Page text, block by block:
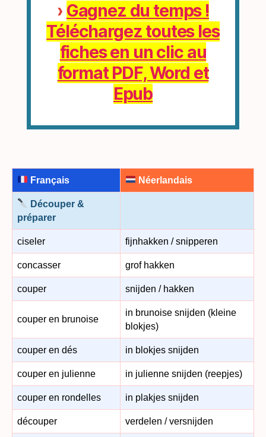
› Gagnez du temps !
Téléchargez toutes les
fiches en un clic au
format PDF, Word et
Epub
Français Néerlandais
Découper &
préparer
ciseler fijnhakken / snipperen
concasser grof hakken
couper snijden / hakken
couper en brunoise
in brunoise snijden (kleine
blokjes)
couper en dés in blokjes snijden
couper en julienne in julienne snijden (reepjes)
couper en rondelles in plakjes snijden
découper verdelen / versnijden